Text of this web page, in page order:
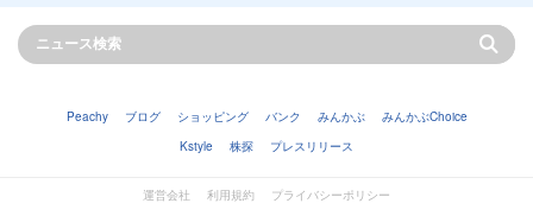
Peachy ブログ ショッピング バンク みんかぶ
みんかぶChoice
Kstyle
株探 プレスリリース
運営会社 利用規約
プライバシーポリシー